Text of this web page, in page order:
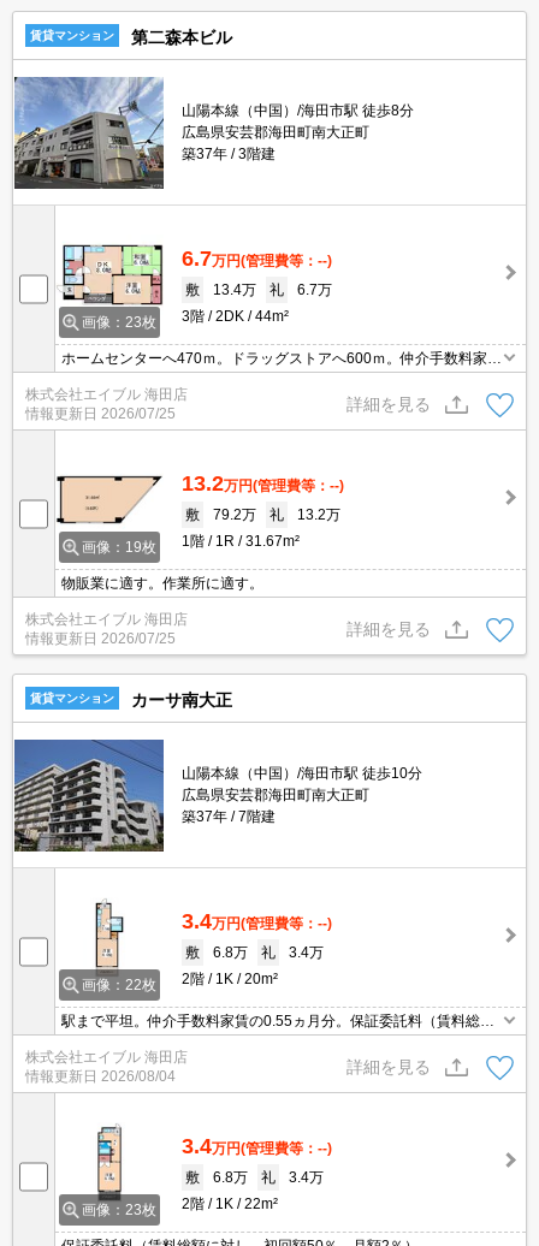
賃貸マンション 第二森本ビル
山陽本線（中国）/海田市駅 徒歩8分
広島県安芸郡海田町南大正町
築37年
3階建
画像：23枚
6.7万円(管理費等：--)
敷
13.4万 礼
6.7万
3階
2DK 44m²
ホームセンターへ470ｍ。ドラッグストアへ600ｍ。仲介手数料家賃
の0.55ヵ月分(税込)。
株式会社エイブル 海田店
情報更新日 2026/07/25
詳細を見る
画像：19枚
13.2万円(管理費等：--)
敷
79.2万 礼
13.2万
1階
1R 31.67m²
物販業に適す。作業所に適す。
株式会社エイブル 海田店
情報更新日 2026/07/25
詳細を見る
賃貸マンション カーサ南大正
山陽本線（中国）/海田市駅 徒歩10分
広島県安芸郡海田町南大正町
築37年
7階建
画像：22枚
3.4万円(管理費等：--)
敷
6.8万 礼
3.4万
2階
1K 20m²
駅まで平坦。仲介手数料家賃の0.55ヵ月分。保証委託料（賃料総額
に対し、初回額50％、月額2％）。
株式会社エイブル 海田店
情報更新日 2026/08/04
詳細を見る
画像：23枚
3.4万円(管理費等：--)
敷
6.8万 礼
3.4万
2階
1K 22m²